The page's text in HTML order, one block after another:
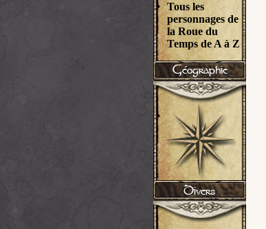
Tous les
personnages de
la Roue du
Temps de A à Z